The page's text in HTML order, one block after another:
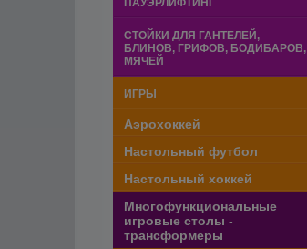
ПАУЭРЛИФТИНГ
СТОЙКИ ДЛЯ ГАНТЕЛЕЙ,
БЛИНОВ, ГРИФОВ, БОДИБАРОВ,
МЯЧЕЙ
ИГРЫ
Аэрохоккей
Настольный футбол
Настольный хоккей
Многофункциональные
игровые столы -
трансформеры